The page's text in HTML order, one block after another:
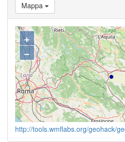
Mappa
+
−
http://tools.wmflabs.org/geohack/